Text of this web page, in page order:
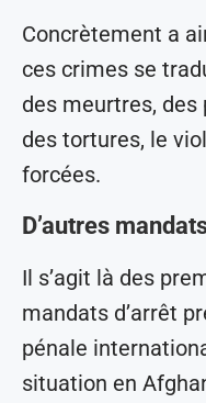
Concrètement a
ces crimes se
des meurtres, des
des tortures, le
forcées.
D’autres
Il s’agit là des
mandats d’arrêt
pénale
situation en